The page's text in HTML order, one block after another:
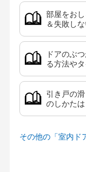
部屋をお
＆失敗し
ドアのぶ
る方法や
引き戸の
のしかたは
その他の「室内ド